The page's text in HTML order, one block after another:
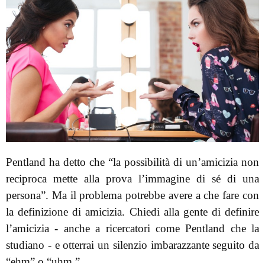
Pentland ha detto che “la possibilità di un’amicizia non
reciproca mette alla prova l’immagine di sé di una
persona”. Ma il problema potrebbe avere a che fare con
la definizione di amicizia. Chiedi alla gente di definire
l’amicizia - anche a ricercatori come Pentland che la
studiano - e otterrai un silenzio imbarazzante seguito da